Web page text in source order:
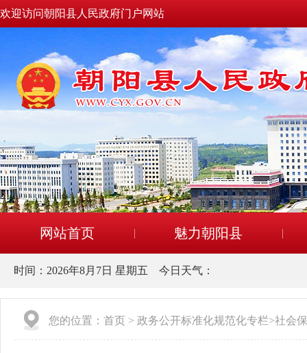
欢迎访问朝阳县人民政府门户网站
网站首页 魅力朝阳县
时间： 2026年8月7日 星期五 今日天气：
您的位置： 首页 > 政务公开标准化规范化专栏>社会